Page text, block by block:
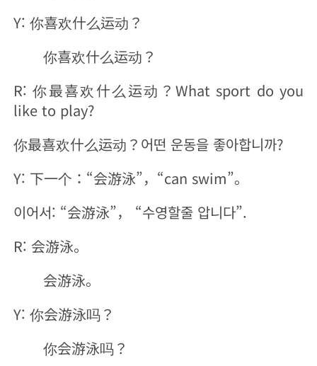
Y: 你喜欢什么运动？
你喜欢什么运动？
R: 你最喜欢什么运动？What sport do you
like to play?
你最喜欢什么运动？어떤 운동을 좋아합니까?
Y: 下一个：“会游泳”，“can swim”。
이어서: “会游泳”， “수영할줄 압니다”.
R: 会游泳。
会游泳。
Y: 你会游泳吗？
你会游泳吗？